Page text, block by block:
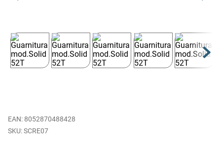
EAN: 8052870488428
SCRE07